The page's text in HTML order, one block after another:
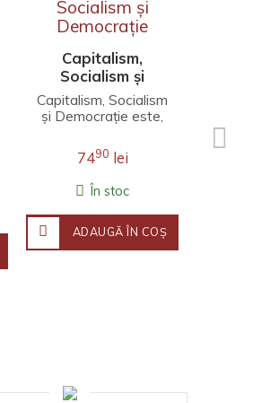
Capitalism,
Socialism și
Democrație
Capitalism, Socialism
și Democrație este,
populară carte a lui
Schumpeter și nu..
7490 lei
În stoc
ADAUGĂ ÎN COŞ
porcului
animal